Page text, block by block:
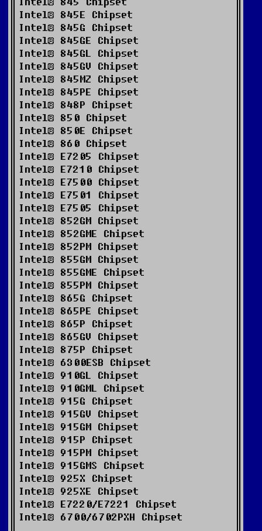
Intel® 845E Chipset
Intel® 845G Chipset
Intel® 845GE Chipset
Intel® 845GL Chipset
Intel® 845GV Chipset
Intel® 845MZ Chipset
Intel® 845PE Chipset
Intel® 848P Chipset
Intel® 850 Chipset
Intel® 850E Chipset
Intel® 860 Chipset
Intel® E7205 Chipset
Intel® E7210 Chipset
Intel® E7500 Chipset
Intel® E7501 Chipset
Intel® E7505 Chipset
Intel® 852GM Chipset
Intel® 852GME Chipset
Intel® 852PM Chipset
Intel® 855GM Chipset
Intel® 855GME Chipset
Intel® 855PM Chipset
Intel® 865G Chipset
Intel® 865PE Chipset
Intel® 865P Chipset
Intel® 865GV Chipset
Intel® 875P Chipset
Intel® 6300ESB Chipset
Intel® 910GL Chipset
Intel® 910GML Chipset
Intel® 915G Chipset
Intel® 915GV Chipset
Intel® 915GM Chipset
Intel® 915P Chipset
Intel® 915PM Chipset
Intel® 915GMS Chipset
Intel® 925X Chipset
Intel® 925XE Chipset
Intel® E7220/E7221 Chipset
Intel® 6700/6702PXH Chipset